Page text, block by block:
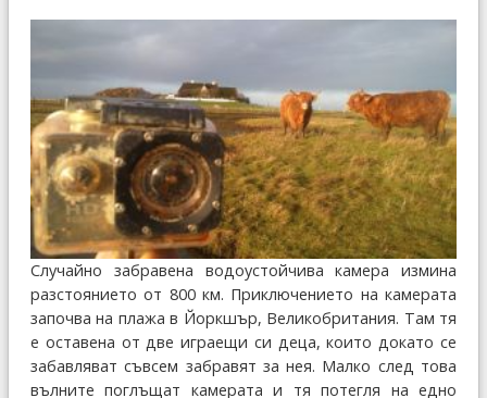
Случайно забравена водоустойчива камера измина
разстоянието от 800 км. Приключението на камерата
започва на плажа в Йоркшър, Великобритания. Там тя
е оставена от две играещи си деца, които докато се
забавляват съвсем забравят за нея. Малко след това
вълните поглъщат камерата и тя потегля на едно